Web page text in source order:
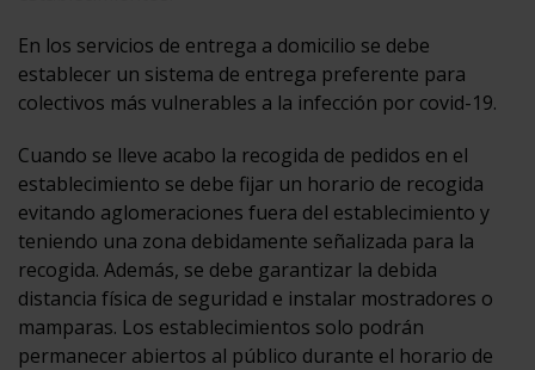
En los servicios de entrega a domicilio se debe
establecer un sistema de entrega preferente para
colectivos más vulnerables a la infección por covid-19.
Cuando se lleve acabo la recogida de pedidos en el
establecimiento se debe fijar un horario de recogida
evitando aglomeraciones fuera del establecimiento y
teniendo una zona debidamente señalizada para la
recogida. Además, se debe garantizar la debida
distancia física de seguridad e instalar mostradores o
mamparas. Los establecimientos solo podrán
permanecer abiertos al público durante el horario de